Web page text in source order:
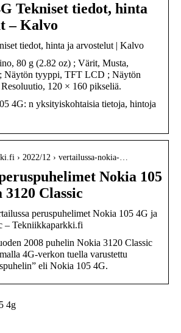
Tekniset tiedot, hinta
– Kalvo
tiedot, hinta ja arvostelut | Kalvo
80 g (2.82 oz) ; Värit, Musta,
Näytön tyyppi, TFT LCD ; Näytön
120 × 160 pikseliä.
4G: n yksityiskohtaisia ​​tietoja, hintoja
› 2022/12 › vertailussa-nokia-…
Nokia 105
Classic
peruspuhelimet Nokia 105 4G ja
– Tekniikkaparkki.fi
2008 puhelin Nokia 3120 Classic
4G-verkon tuella varustettu
eli Nokia 105 4G.
4g